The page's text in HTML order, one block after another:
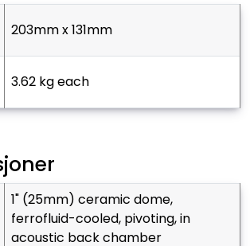
203mm x 131mm
3.62 kg each
1" (25mm) ceramic dome,
ferrofluid-cooled, pivoting, in
acoustic back chamber